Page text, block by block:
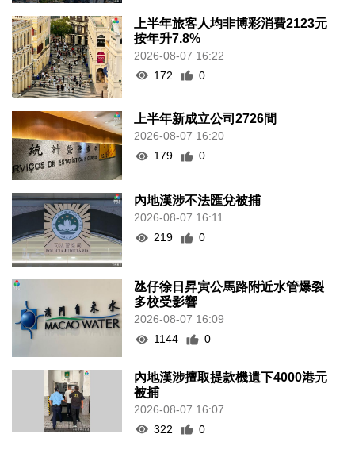
上半年旅客人均非博彩消費2123元
按年升7.8%
2026-08-07 16:22
172
0
上半年新成立公司2726間
2026-08-07 16:20
179
0
內地漢涉不法匯兌被捕
2026-08-07 16:11
219
0
氹仔徐日昇寅公馬路附近水管爆裂
多校受影響
2026-08-07 16:09
1144
0
內地漢涉擅取提款機遺下4000港元
被捕
2026-08-07 16:07
322
0